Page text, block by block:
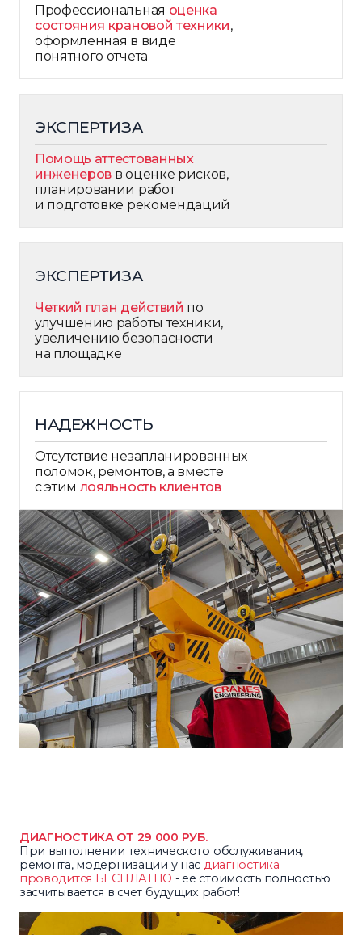
Профессиональная оценка
состояния крановой техники,
оформленная в виде
понятного отчета
ЭКСПЕРТИЗА
Помощь аттестованных
инженеров в оценке рисков,
планировании работ
и подготовке рекомендаций
ЭКСПЕРТИЗА
Четкий план действий по
улучшению работы техники,
увеличению безопасности
на площадке
НАДЕЖНОСТЬ
Отсутствие незапланированных
поломок, ремонтов, а вместе
с этим лояльность клиентов
ДИАГНОСТИКА ОТ 29 000 РУБ.
При выполнении технического обслуживания,
ремонта, модернизации у нас диагностика
проводится БЕСПЛАТНО - ее стоимость полностью
засчитывается в счет будущих работ!